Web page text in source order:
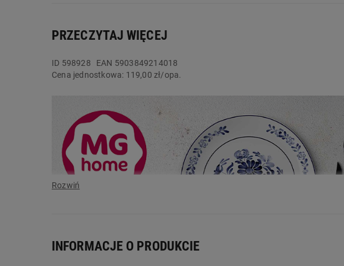
PRZECZYTAJ WIĘCEJ
ID 598928
EAN 5903849214018
Cena jednostkowa: 119,00 zł/opa.
INFORMACJE O PRODUKCIE